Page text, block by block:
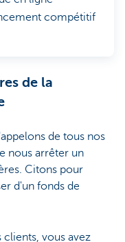
compétitif
de la
de tous nos
nous arrêter un
Citons pour
d'un fonds de
vous avez